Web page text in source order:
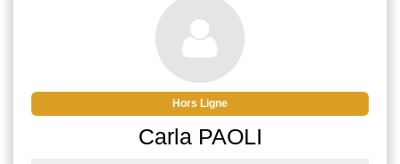
Hors Ligne
Carla PAOLI